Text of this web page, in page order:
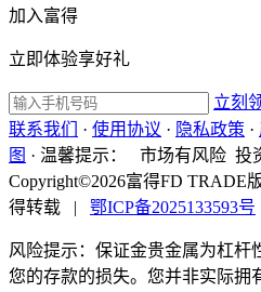
加入富得
立即体验享好礼
立刻
联系我们
· 使用协议 · 隐私政策 ·
图 · 温馨提示：
市场有风险 投
Copyright©2026富得FD TRADE
得转载
| 鄂ICP备2025133593号
风险提示：保证金贵金属为杠杆
您的存款的损失。您并非实际拥